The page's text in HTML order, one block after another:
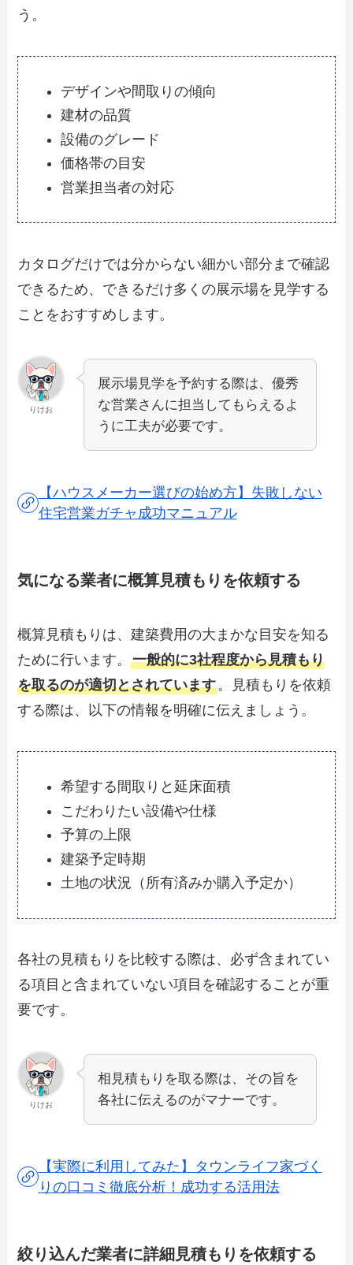
う。
デザインや間取りの傾向
建材の品質
設備のグレード
価格帯の目安
営業担当者の対応
カタログだけでは分からない細かい部分まで確認
できるため、できるだけ多くの展示場を見学する
ことをおすすめします。
りけお
展示場見学を予約する際は、優秀
な営業さんに担当してもらえるよ
うに工夫が必要です。
【ハウスメーカー選びの始め方】失敗しない
住宅営業ガチャ成功マニュアル
気になる業者に概算見積もりを依頼する
概算見積もりは、建築費用の大まかな目安を知る
ために行います。一般的に3社程度から見積もり
を取るのが適切とされています。見積もりを依頼
する際は、以下の情報を明確に伝えましょう。
希望する間取りと延床面積
こだわりたい設備や仕様
予算の上限
建築予定時期
土地の状況（所有済みか購入予定か）
各社の見積もりを比較する際は、必ず含まれてい
る項目と含まれていない項目を確認することが重
要です。
りけお
相見積もりを取る際は、その旨を
各社に伝えるのがマナーです。
【実際に利用してみた】タウンライフ家づく
りの口コミ徹底分析！成功する活用法
絞り込んだ業者に詳細見積もりを依頼する